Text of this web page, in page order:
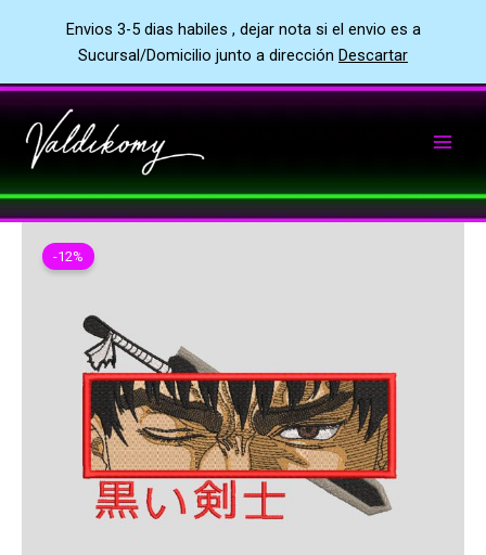
Envios 3-5 dias habiles , dejar nota si el envio es a
Sucursal/Domicilio junto a dirección Descartar
al
contenido
-12%